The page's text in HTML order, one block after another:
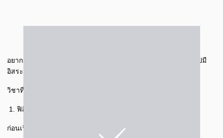
อยากเรียนพิเศษเพิ่ม มาเรียนที่ เก่งได้ อะคาเดมี่ การเรียนแบบคลิปมี
อิสระและเป็นส่วนตัว ทำให้ดฟกัสการเรียนได้ดี
วิชาที่เน้นติว
1. ฟิสิกส์ : ครูสอนเข้าใจ ไม่น่าเบื่อ สรุปสูตรที่จำเป็นไว้ใช้สอบ
ก่อนเรียน : คะแนนสอบไม่ดีมาก